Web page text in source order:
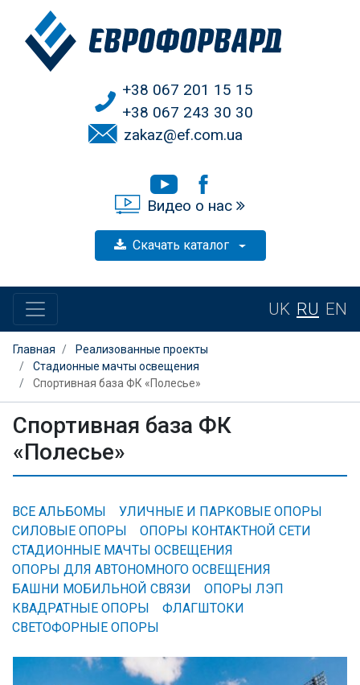
+38 067 201 15 15
+38 067 243 30 30
zakaz@ef.com.ua
Видео о нас
Скачать каталог
UK RU EN
Главная
Реализованные проекты
Стадионные мачты освещения
Спортивная база ФК «Полесье»
Спортивная база ФК
«Полесье»
ВСЕ АЛЬБОМЫ
УЛИЧНЫЕ И ПАРКОВЫЕ ОПОРЫ
СИЛОВЫЕ ОПОРЫ
ОПОРЫ КОНТАКТНОЙ СЕТИ
СТАДИОННЫЕ МАЧТЫ ОСВЕЩЕНИЯ
ОПОРЫ ДЛЯ АВТОНОМНОГО ОСВЕЩЕНИЯ
БАШНИ МОБИЛЬНОЙ СВЯЗИ
ОПОРЫ ЛЭП
КВАДРАТНЫЕ ОПОРЫ
ФЛАГШТОКИ
СВЕТОФОРНЫЕ ОПОРЫ